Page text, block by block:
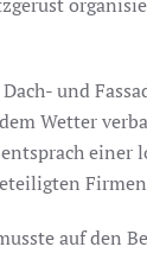
und
Wetter
einer
auf den